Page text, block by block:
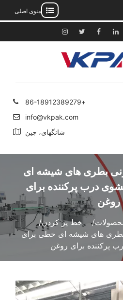
منوی اصلی
لینکدینفیس
بوک
توییتراینستاگرام
+86-18912389279
info@vkpak.com
شانگهای، چین
بطری های شیشه ای
درب پرکننده برای
روغن
خط پر کردن
های شیشه ای خطی برای
پرکننده برای روغن